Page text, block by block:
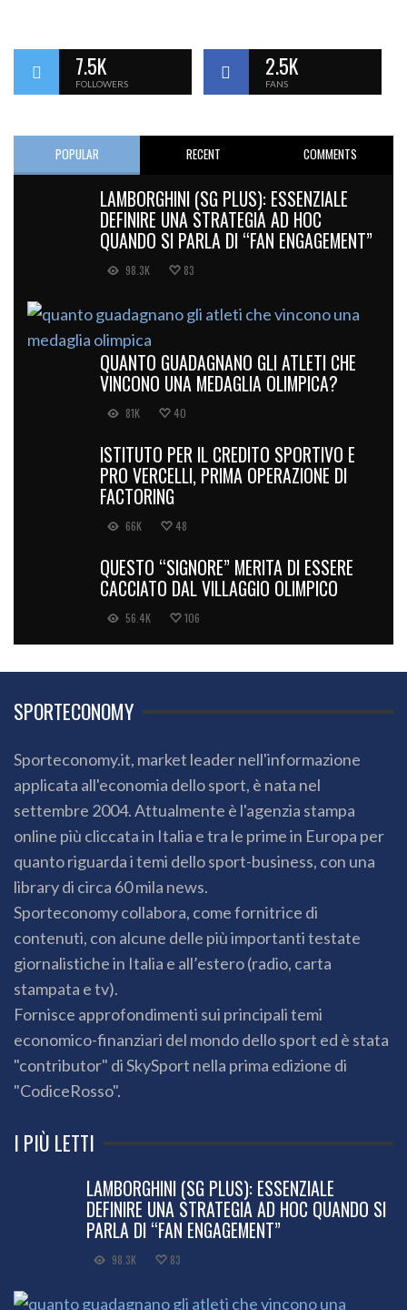
7.5K
FOLLOWERS
2.5K
FANS
POPULAR RECENT COMMENTS
LAMBORGHINI (SG PLUS): ESSENZIALE
DEFINIRE UNA STRATEGIA AD HOC
QUANDO SI PARLA DI “FAN ENGAGEMENT”
98.3K 83
QUANTO GUADAGNANO GLI ATLETI CHE
VINCONO UNA MEDAGLIA OLIMPICA?
81K 40
ISTITUTO PER IL CREDITO SPORTIVO E
PRO VERCELLI, PRIMA OPERAZIONE DI
FACTORING
66K 48
QUESTO “SIGNORE” MERITA DI ESSERE
CACCIATO DAL VILLAGGIO OLIMPICO
56.4K 106
SPORTECONOMY
Sporteconomy.it, market leader nell'informazione
applicata all'economia dello sport, è nata nel
settembre 2004. Attualmente è l'agenzia stampa
online più cliccata in Italia e tra le prime in Europa per
quanto riguarda i temi dello sport-business, con una
library di circa 60 mila news.
Sporteconomy collabora, come fornitrice di
contenuti, con alcune delle più importanti testate
giornalistiche in Italia e all’estero (radio, carta
stampata e tv).
Fornisce approfondimenti sui principali temi
economico-finanziari del mondo dello sport ed è stata
"contributor" di SkySport nella prima edizione di
"CodiceRosso".
I PIÙ LETTI
LAMBORGHINI (SG PLUS): ESSENZIALE
DEFINIRE UNA STRATEGIA AD HOC QUANDO SI
PARLA DI “FAN ENGAGEMENT”
98.3K 83